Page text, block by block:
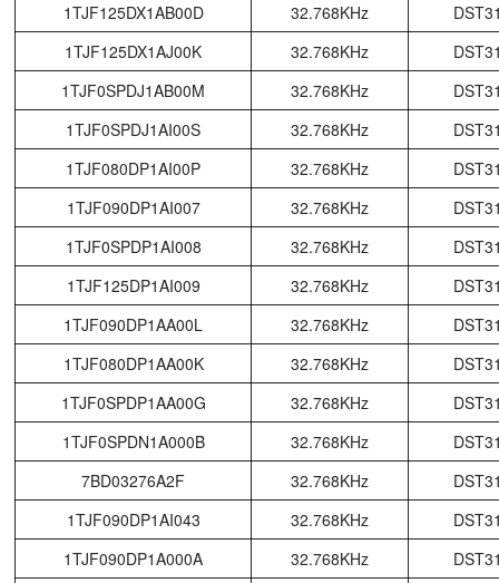
1TJF125DX1AB00D
32.768KHz
1TJF125DX1AJ00K
32.768KHz
1TJF0SPDJ1AB00M
32.768KHz
1TJF0SPDJ1AI00S
32.768KHz
1TJF080DP1AI00P
32.768KHz
1TJF090DP1AI007
32.768KHz
1TJF0SPDP1AI008
32.768KHz
1TJF125DP1AI009
32.768KHz
1TJF090DP1AA00L
32.768KHz
1TJF080DP1AA00K
32.768KHz
1TJF0SPDP1AA00G
32.768KHz
1TJF0SPDN1A000B
32.768KHz
7BD03276A2F
32.768KHz
1TJF090DP1AI043
32.768KHz
1TJF090DP1A000A
32.768KHz